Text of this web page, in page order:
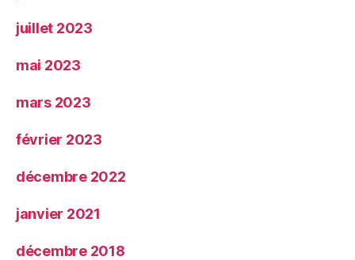
juillet 2023
mai 2023
mars 2023
février 2023
décembre 2022
janvier 2021
décembre 2018